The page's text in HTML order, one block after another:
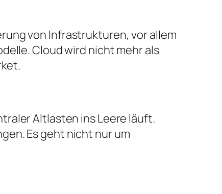
von Infrastrukturen, vor allem
Cloud wird nicht mehr als
Altlasten ins Leere läuft.
Es geht nicht nur um